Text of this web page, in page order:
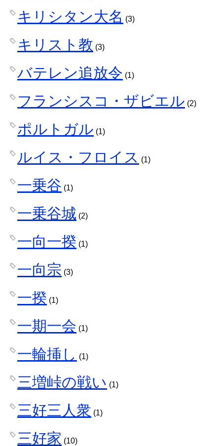
キリシタン大名 (3)
キリスト教 (3)
バテレン追放令 (1)
フランシスコ・ザビエル (2)
ポルトガル (1)
ルイス・フロイス (1)
一乗谷 (1)
一乗谷城 (2)
一向一揆 (1)
一向宗 (3)
一揆 (1)
一期一会 (1)
一輪挿し (1)
三増峠の戦い (1)
三好三人衆 (1)
三好家 (10)